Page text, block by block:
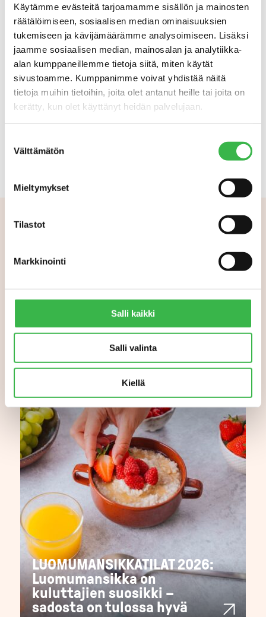
Käytämme evästeitä tarjoamamme sisällön ja mainosten
räätälöimiseen, sosiaalisen median ominaisuuksien
tukemiseen ja kävijämäärämme analysoimiseen. Lisäksi
jaamme sosiaalisen median, mainosalan ja analytiikka-
alan kumppaneillemme tietoja siitä, miten käytät
sivustoamme. Kumppanimme voivat yhdistää näitä
tietoja muihin tietoihin, joita olet antanut heille tai joita on
kerätty, kun olet käyttänyt heidän palvelujaan.
valinta
Välttämätön
Mieltymykset
Tilastot
Markkinointi
Salli kaikki
Salli valinta
Kiellä
Tiedostot
TUTUSTU LUOMU KAAKKOIS-SUOMESSA KOOSTEESEEN!
Luomu Kaakkois-Suomessa
Aiheeseen liittyvää
LUOMUMANSIKKATILAT 2026:
Luomumansikka on
kuluttajien suosikki –
sadosta on tulossa hyvä